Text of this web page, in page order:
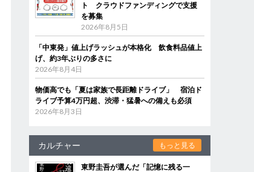
ト クラウドファンディングで支援
を募集
2026年8月5日
「中東発」値上げラッシュが本格化 飲食料品値上
げ、約3年ぶりの多さに
2026年8月4日
物価高でも「夏は家族で長距離ドライブ」 宿泊ド
ライブ予算4万円超、渋滞・猛暑への備えも必須
2026年8月3日
カルチャー もっと見る
東野圭吾が選んだ「記憶に残る一